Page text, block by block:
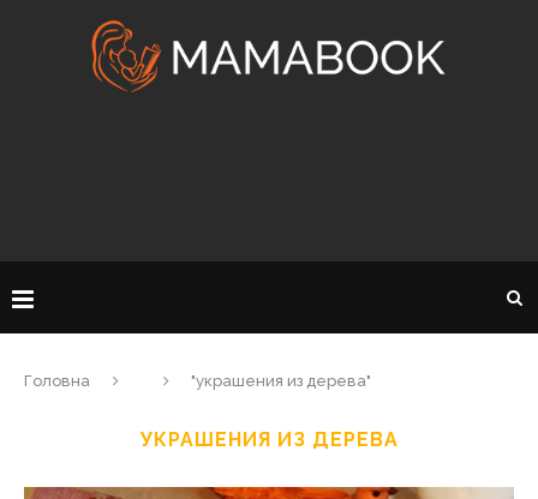
Головна "украшения из дерева"
УКРАШЕНИЯ ИЗ ДЕРЕВА